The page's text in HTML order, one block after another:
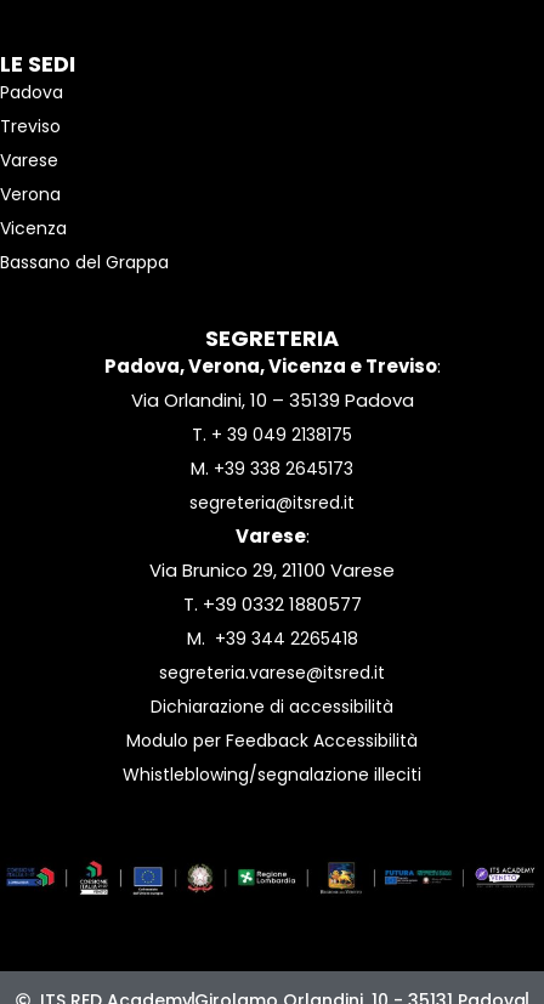
LE SEDI
Padova
Treviso
Varese
Verona
Vicenza
Bassano del Grappa
SEGRETERIA
Padova, Verona, Vicenza e Treviso:
Via Orlandini, 10 – 35139 Padova
T. + 39 049 2138175
M. +39 338 2645173
segreteria@itsred.it
Varese:
Via Brunico 29, 21100 Varese
T. +39 0332 1880577
M. +39 344 2265418
segreteria.varese@itsred.it
Dichiarazione di accessibilità
Modulo per Feedback Accessibilità
Whistleblowing/segnalazione illeciti